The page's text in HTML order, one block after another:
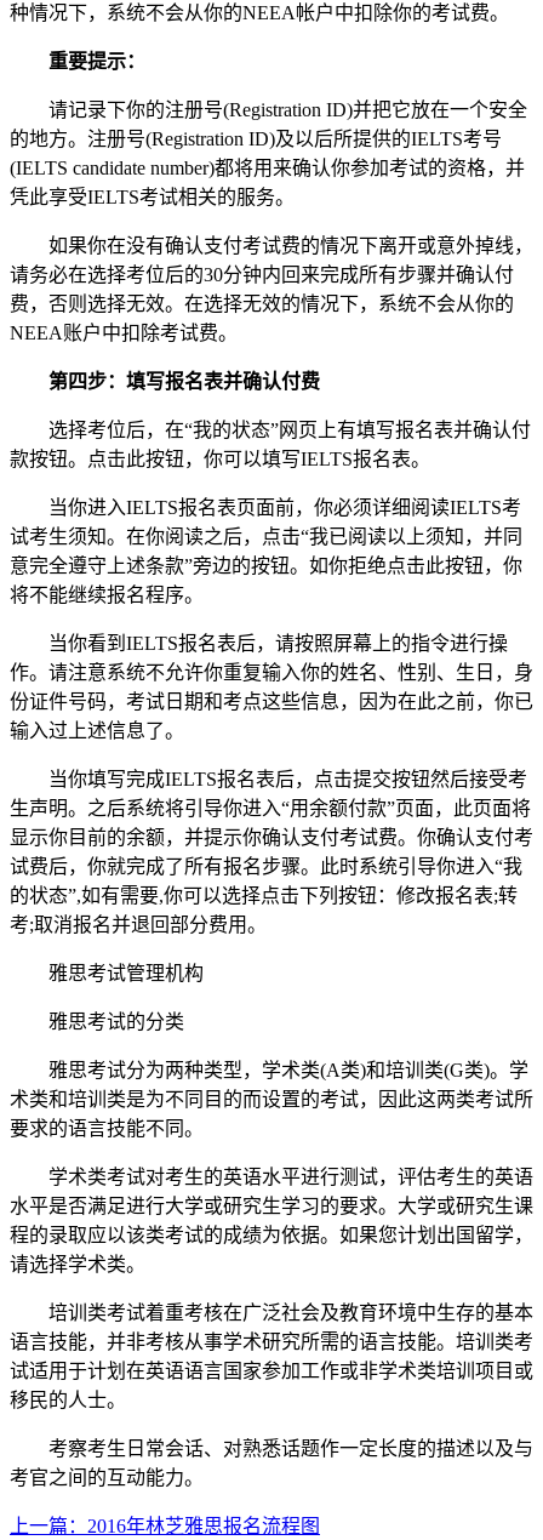
种情况下，系统不会从你的NEEA帐户中扣除你的考试费。
重要提示：
请记录下你的注册号(Registration ID)并把它放在一个安全
的地方。注册号(Registration ID)及以后所提供的IELTS考号
(IELTS candidate number)都将用来确认你参加考试的资格，并
凭此享受IELTS考试相关的服务。
如果你在没有确认支付考试费的情况下离开或意外掉线，
请务必在选择考位后的30分钟内回来完成所有步骤并确认付
费，否则选择无效。在选择无效的情况下，系统不会从你的
NEEA账户中扣除考试费。
第四步：填写报名表并确认付费
选择考位后，在“我的状态”网页上有填写报名表并确认付
款按钮。点击此按钮，你可以填写IELTS报名表。
当你进入IELTS报名表页面前，你必须详细阅读IELTS考
试考生须知。在你阅读之后，点击“我已阅读以上须知，并同
意完全遵守上述条款”旁边的按钮。如你拒绝点击此按钮，你
将不能继续报名程序。
当你看到IELTS报名表后，请按照屏幕上的指令进行操
作。请注意系统不允许你重复输入你的姓名、性别、生日，身
份证件号码，考试日期和考点这些信息，因为在此之前，你已
输入过上述信息了。
当你填写完成IELTS报名表后，点击提交按钮然后接受考
生声明。之后系统将引导你进入“用余额付款”页面，此页面将
显示你目前的余额，并提示你确认支付考试费。你确认支付考
试费后，你就完成了所有报名步骤。此时系统引导你进入“我
的状态”,如有需要,你可以选择点击下列按钮：修改报名表;转
考;取消报名并退回部分费用。
雅思考试管理机构
雅思考试的分类
雅思考试分为两种类型，学术类(A类)和培训类(G类)。学
术类和培训类是为不同目的而设置的考试，因此这两类考试所
要求的语言技能不同。
学术类考试对考生的英语水平进行测试，评估考生的英语
水平是否满足进行大学或研究生学习的要求。大学或研究生课
程的录取应以该类考试的成绩为依据。如果您计划出国留学，
请选择学术类。
培训类考试着重考核在广泛社会及教育环境中生存的基本
语言技能，并非考核从事学术研究所需的语言技能。培训类考
试适用于计划在英语语言国家参加工作或非学术类培训项目或
移民的人士。
考察考生日常会话、对熟悉话题作一定长度的描述以及与
考官之间的互动能力。
上一篇：2016年林芝雅思报名流程图